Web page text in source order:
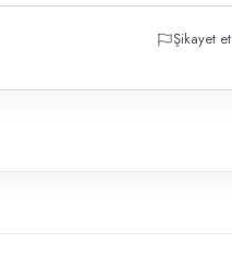
Şikayet et